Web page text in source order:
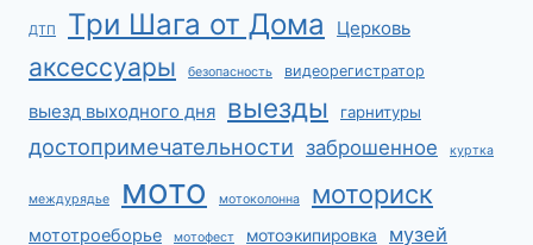
ДТП Три Шага от Дома Церковь
аксессуары безопасность видеорегистратор
выезд выходного дня выезды гарнитуры
достопримечательности заброшенное куртка
междурядье мото мотоколонна моториск
мототроеборье мотофест мотоэкипировка музей